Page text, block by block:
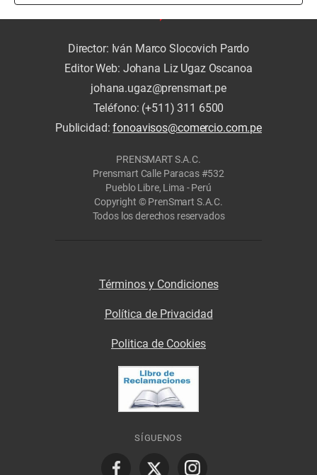
Director: Iván Marco Slocovich Pardo
Editor Web: Johana Liz Ugaz Oscanoa
johana.ugaz@prensmart.pe
Teléfono: (+511) 311 6500
Publicidad:fonoavisos@comercio.com.pe
PRENSMART S.A.C.
Prensmart Calle Paracas #532
Pueblo Libre, Lima - Perú
Copyright © PrenSmart S.A.C.
Todos los derechos reservados
Términos y Condiciones
Política de Privacidad
Politica de Cookies
SÍGUENOS